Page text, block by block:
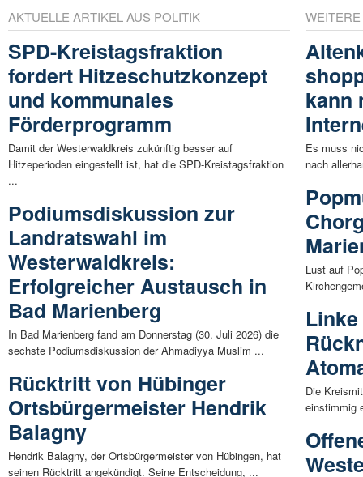
AKTUELLE ARTIKEL AUS POLITIK
SPD-Kreistagsfraktion
fordert Hitzeschutzkonzept
und kommunales
Förderprogramm
Damit der Westerwaldkreis zukünftig besser auf
Hitzeperioden eingestellt ist, hat die SPD-Kreistagsfraktion
...
Podiumsdiskussion zur
Landratswahl im
Westerwaldkreis:
Erfolgreicher Austausch in
Bad Marienberg
In Bad Marienberg fand am Donnerstag (30. Juli 2026) die
sechste Podiumsdiskussion der Ahmadiyya Muslim ...
Rücktritt von Hübinger
Ortsbürgermeister Hendrik
Balagny
Hendrik Balagny, der Ortsbürgermeister von Hübingen, hat
seinen Rücktritt angekündigt. Seine Entscheidung, ...
kann
Es muss
nach
Lust auf
Die
einstimmig